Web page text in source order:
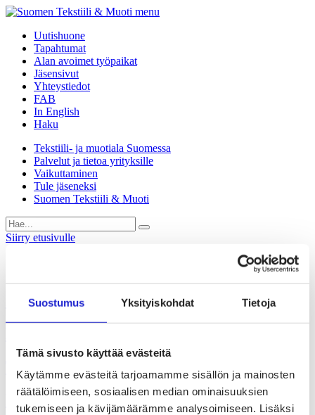
Suostumus Yksityiskohdat Tietoja
Tämä sivusto käyttää evästeitä
Käytämme evästeitä tarjoamamme sisällön ja mainosten
räätälöimiseen, sosiaalisen median ominaisuuksien
tukemiseen ja kävijämäärämme analysoimiseen. Lisäksi
menu
Uutishuone
Tapahtumat
Alan avoimet työpaikat
Jäsensivut
Yhteystiedot
FAB
In English
Haku
Tekstiili- ja muotiala Suomessa
Palvelut ja tietoa yrityksille
Vaikuttaminen
Tule jäseneksi
Suomen Tekstiili & Muoti
Siirry etusivulle
Papu Group Oy
TuuSan Oy
Robes Rental Oy